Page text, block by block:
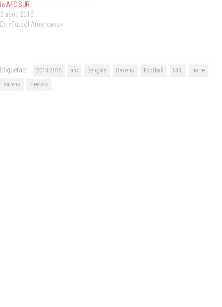
la AFC SUR
2 abril, 2015
En «Fútbol Americano»
Etiquetas: 2014-2015 afc Bengals Browns Football NFL
norte
Ravens
Steelers